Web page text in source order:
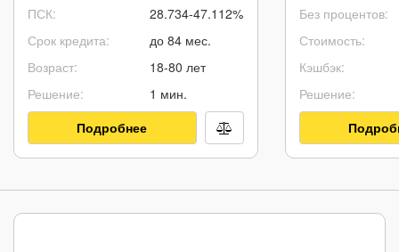
ПСК:
Срок кредита:
Возраст:
Решение:
28.734-47.112%
до 84 мес.
18-80 лет
1 мин.
Подробнее
Без процентов:
Стоимость:
Кэшбэк:
Решение: